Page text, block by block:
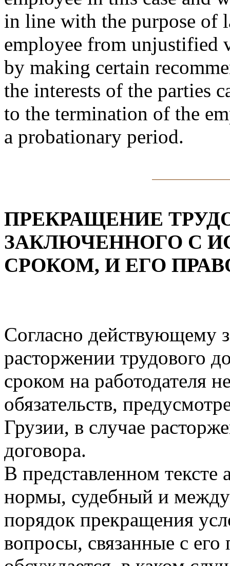
in line with the purpose of
employee from unjustified
by making certain
the interests of the parties
to the termination of the
a probationary period.
ПРЕКРАЩЕНИЕ
ЗАКЛЮЧЕННОГО С
СРОКОМ, И ЕГО
Согласно действующему
расторжении трудового
сроком на работодателя
обязательств,
Грузии, в случае
договора.
В представленном
нормы, судебный и
порядок прекращения
вопросы, связанные с